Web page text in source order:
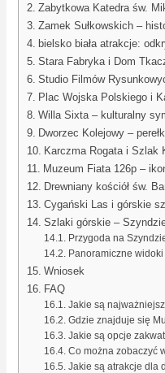
Zabytkowa Katedra św.
Zamek Sułkowskich –
bielsko biała atrakcje:
Stara Fabryka i Dom
Studio Filmów
Plac Wojska Polskiego i
Willa Sixta – kulturalny
Dworzec Kolejowy –
Karczma Rogata i Szlak
Muzeum Fiata 126p –
Drewniany kościół św.
Cygański Las i górskie
Szlaki górskie –
Przygoda na
Panoramiczne
Wniosek
FAQ
Jakie są
Gdzie znajduje się
Jakie są opcje
Co można zobaczyć
Jakie są atrakcje dla